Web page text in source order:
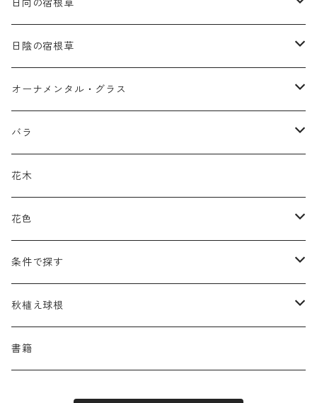
日向の宿根草
ア行
アガパンツス
アキレア
アストランティア
アデノフォラ
カ行
カラミンタ
カルタ
クランベ
サ行
サルウィア
サングイソルバ
タ行
タナケツム
タリクトルム
ナ行
ネペタ
ハ行
パエオニア
バプティシア
マ行
ムクゲニア
ラ行
日陰の宿根草
ア行
アクタエア
アコニツム
アルンクス
カ行
ギボウシ
キレンゲショウマ
タ行
ティアレラ
ドイツスズラン
ハ行
ブルネラ
プルモナリア
マ行
メルテンシア
ラ行
ランプロカプノス
シダ類
オーナメンタル・グラス
ア行
エリムス
カ行
カスマンティウム
カレクス
サ行
スティパ
セスレリア
タ行
デスカンプシア
ハ行
ハコネクロア
マ行
バラ
原種類
ハマナシの交配種（HRg）
ランブラー
クライマー
半つる
花木
花色
黒
青
緑
条件で探す
蜜源植物
グランドカバーにも良い植物
秋植え球根
アリウム
書籍